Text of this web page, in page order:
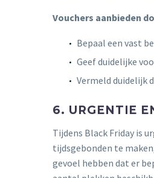
Vouchers aanbieden
Bepaal een vast
Geef duidelijke
Vermeld duidelijk
6. URGENTIE
Tijdens Black Friday is
tijdsgebonden te
gevoel hebben dat er